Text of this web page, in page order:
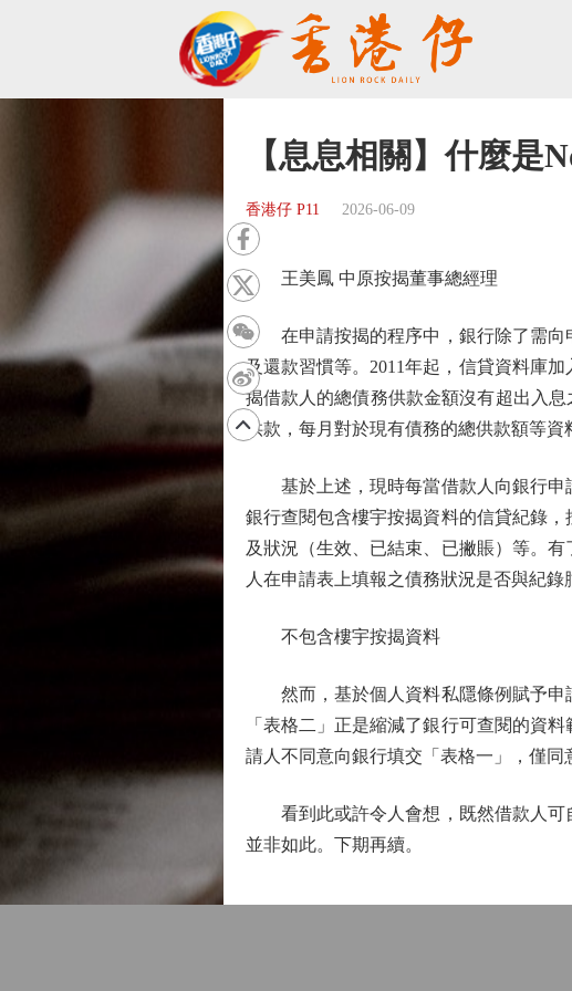
【息息相關】什麼是
香港仔 P11 2026-06-09
王美鳳 中原按揭董事總經理
在申請按揭的程序中，銀行除了需向申
及還款習慣等。2011年起，信貸資料庫
揭借款人的總債務供款金額沒有超出入
供款，每月對於現有債務的總供款額等資
基於上述，現時每當借款人向銀行申
銀行查閱包含樓宇按揭資料的信貸紀錄
及狀況（生效、已結束、已撇賬）等。
人在申請表上填報之債務狀況是否與紀錄
不包含樓宇按揭資料
然而，基於個人資料私隱條例賦予申
「表格二」正是縮減了銀行可查閱的資
請人不同意向銀行填交「表格一」，僅同
看到此或許令人會想，既然借款人可
並非如此。下期再續。